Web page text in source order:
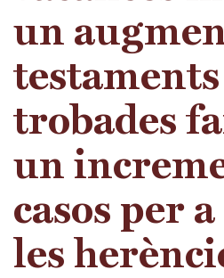
un
trobades
un
casos per
les